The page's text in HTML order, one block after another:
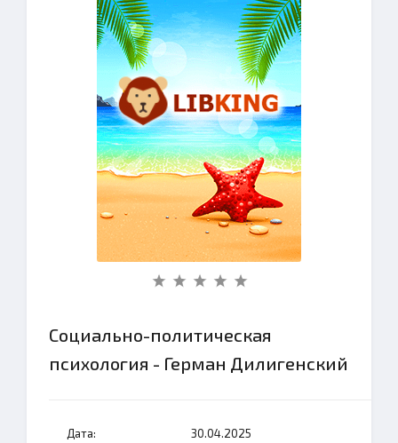
Социально-политическая
психология - Герман Дилигенский
Дата: 30.04.2025